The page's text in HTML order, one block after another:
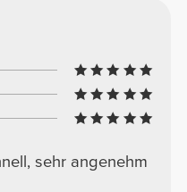
sehr angenehm